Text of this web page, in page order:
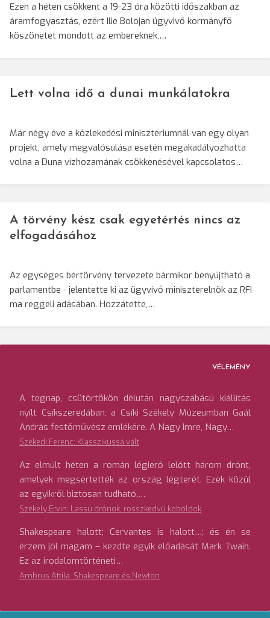
Ezen a héten csökkent a 19-23 óra közötti időszakban az
áramfogyasztás, ezért Ilie Bolojan ügyvivő kormányfő
köszönetet mondott az embereknek,…
Lett volna idő a dunai munkálatokra
Már négy éve a közlekedési minisztériumnál van egy olyan
projekt, amely megvalósulása esetén megakadályozhatta
volna a Duna vízhozamának csökkenésével kapcsolatos…
A törvény kész csak egyetértés nincs az
elfogadásához
Az egységes bértörvény tervezete bármikor benyújtható a
parlamentbe - jelentette ki az ügyvivő miniszterelnök az RFI
ma reggeli adásában. Hozzátette,…
VÉLEMÉNY
A tegnap, csütörtökön délután nagyszabású kiállítás
nyílt Csíkszeredában, a Csíki Székely Múzeumban Gaál
András festőművész emlékére. A Nagy Imre, Nagy…
Székedi Ferenc: Klasszikussá vált
Az elmúlt héten a román légierő lelőtt három drónt,
amelyek megsértették az ország légterét. Ezek közül
az egyikről biztosan tudható,…
Székely Ervin: Lassú drónok, rosszkedvű koboldok
Shakespeare halott; Cervantes is halott…; és én se
érzem jól magam – kezdte egyik előadását Mark Twain.
Ez az irodalomtörténeti…
Ambrus Attila: Shakespeare és Newton